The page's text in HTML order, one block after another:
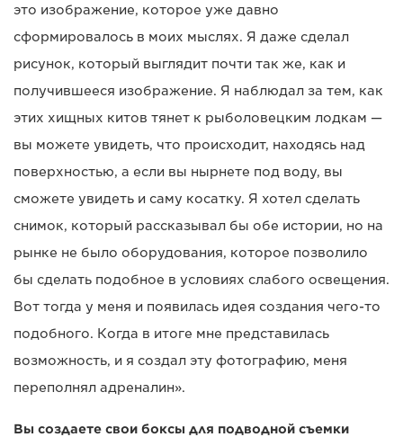
это изображение, которое уже давно
сформировалось в моих мыслях. Я даже сделал
рисунок, который выглядит почти так же, как и
получившееся изображение. Я наблюдал за тем, как
этих хищных китов тянет к рыболовецким лодкам —
вы можете увидеть, что происходит, находясь над
поверхностью, а если вы нырнете под воду, вы
сможете увидеть и саму косатку. Я хотел сделать
снимок, который рассказывал бы обе истории, но на
рынке не было оборудования, которое позволило
бы сделать подобное в условиях слабого освещения.
Вот тогда у меня и появилась идея создания чего-то
подобного. Когда в итоге мне представилась
возможность, и я создал эту фотографию, меня
переполнял адреналин».
Вы создаете свои боксы для подводной съемки